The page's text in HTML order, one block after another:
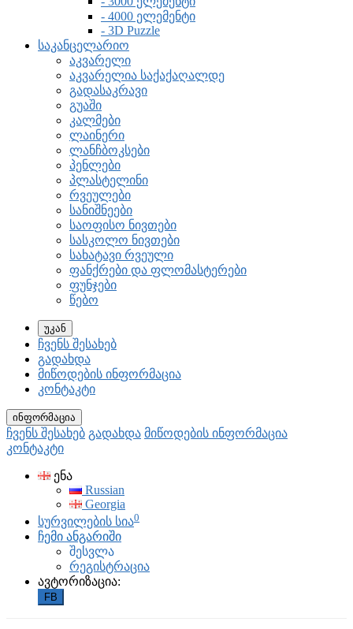
- 4000 ელემენტი
- 3D Puzzle
საკანცელარიო
აკვარელი
აკვარელია საქაქაღალდე
გადასაკრავი
გუაში
კალმები
ლაინერი
ლანჩბოკსები
პენლები
პლასტელინი
რვეულები
სანიშნეები
საოფისო ნივთები
სასკოლო ნივთები
სახატავი რვეული
ფანქრები და ფლომასტერები
ფუნჯები
წებო
უკან
ჩვენს შესახებ
გადახდა
მიწოდების ინფორმაცია
კონტაკტი
ინფორმაცია
ჩვენს შესახებ გადახდა მიწოდების ინფორმაცია
კონტაკტი
ენა
Russian
Georgia
სურვილების სია0
ჩემი ანგარიში
შესვლა
რეგისტრაცია
ავტორიზაცია:
FB